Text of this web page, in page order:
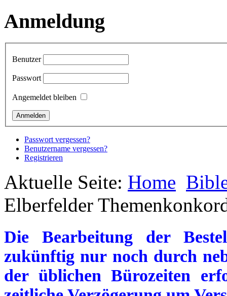
Anmeldung
Benutzer
Passwort
Angemeldet bleiben
Passwort vergessen?
Benutzername vergessen?
Registrieren
Aktuelle Seite: Home
Elberfelder
Die Bearbeitung der
zukünftig nur noch durch
der üblichen Bürozeiten